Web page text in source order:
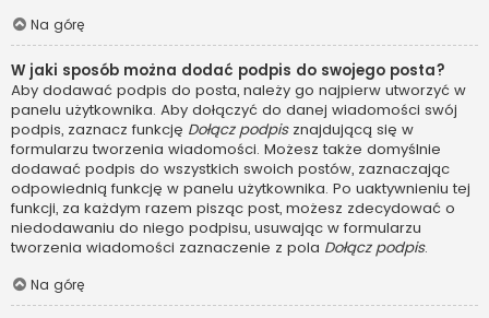
Na górę
W jaki sposób można dodać podpis do swojego posta?
Aby dodawać podpis do posta, należy go najpierw utworzyć w
panelu użytkownika. Aby dołączyć do danej wiadomości swój
podpis, zaznacz funkcję Dołącz podpisznajdującą się w
formularzu tworzenia wiadomości. Możesz także domyślnie
dodawać podpis do wszystkich swoich postów, zaznaczając
odpowiednią funkcję w panelu użytkownika. Po uaktywnieniu tej
funkcji, za każdym razem pisząc post, możesz zdecydować o
niedodawaniu do niego podpisu, usuwając w formularzu
tworzenia wiadomości zaznaczenie z pola Dołącz podpis.
Na górę